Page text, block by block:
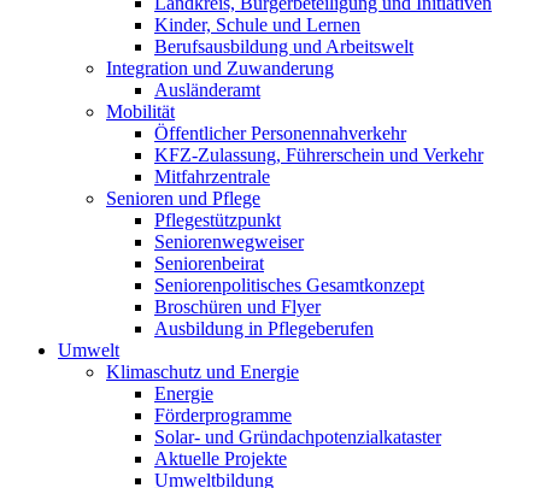
Kinder, Schule und Lernen
Berufsausbildung und Arbeitswelt
Integration und Zuwanderung
Ausländeramt
Mobilität
Öffentlicher Personennahverkehr
KFZ-Zulassung, Führerschein und Verkehr
Mitfahrzentrale
Senioren und Pflege
Pflegestützpunkt
Seniorenwegweiser
Seniorenbeirat
Seniorenpolitisches Gesamtkonzept
Broschüren und Flyer
Ausbildung in Pflegeberufen
Umwelt
Klimaschutz und Energie
Energie
Förderprogramme
Solar- und Gründachpotenzialkataster
Aktuelle Projekte
Umweltbildung